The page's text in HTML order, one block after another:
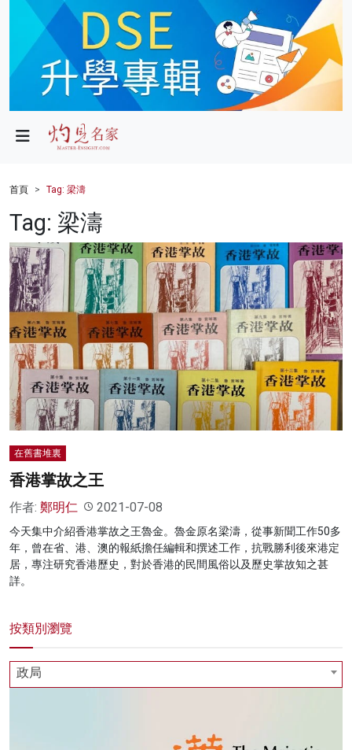
政局
財經
健康
商業
科技
影片
名家榜
灼見活動
首頁 Tag: 梁濤
Tag: 梁濤
在舊書堆裏
香港掌故之王
作者: 鄭明仁 2021-07-08
今天集中介紹香港掌故之王魯金。魯金原名梁濤，從事新聞工作50多
年，曾在省、港、澳的報紙擔任編輯和撰述工作，抗戰勝利後來港定
居，專注研究香港歷史，對於香港的民間風俗以及歷史掌故知之甚
詳。
按類別瀏覽
政局